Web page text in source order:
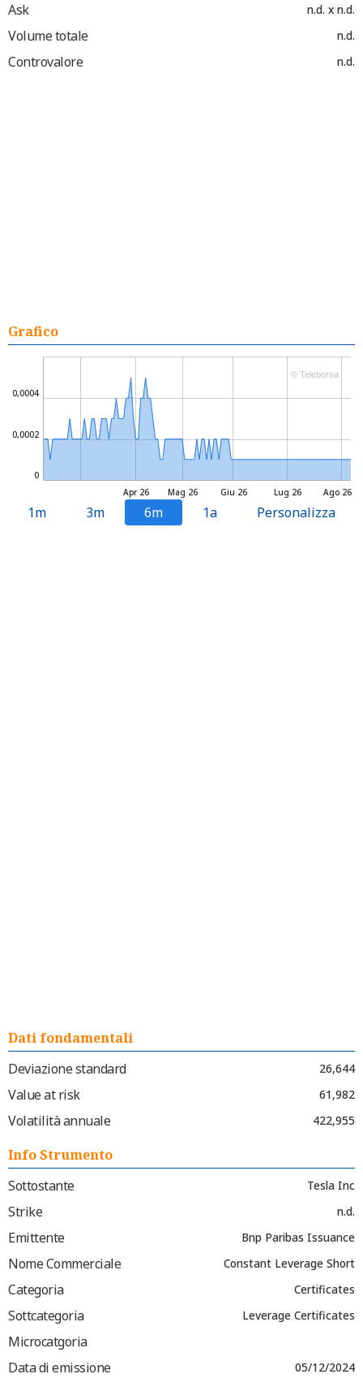
Ask n.d. x n.d.
Volume totale n.d.
Controvalore n.d.
Grafico
Mag 26 Lug 26
Apr 26 Giu 26 Ago 26
0
0,0002
0,0004
© Teleborsa
1m 3m 6m 1a Personalizza
Dati fondamentali
Deviazione standard
26,644
Value at risk 61,982
Volatilità annuale 422,955
Info Strumento
Sottostante
Tesla Inc
Strike n.d.
Emittente Bnp Paribas Issuance
Nome Commerciale Constant Leverage Short
Categoria Certificates
Sottcategoria Leverage Certificates
Microcatgoria
Data di emissione
05/12/2024